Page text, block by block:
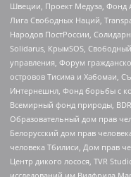
Швеции, Проект Медуза, Фонд
Лига Свободных Наций,
Народов ПостРоссии,
Solidarus, КрымSOS, Свободный
управления, Форум
островов Тисима и Хабомаи,
Интернешнл, Фонд борьбы с
Всемирный фонд природы,
Образовательный дом прав
Белорусский дом прав
человека Тбилиси, Дом прав
Центр дикого лосося, TVR